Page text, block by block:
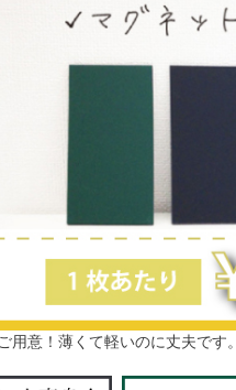
用意！薄くて軽いのに丈夫です